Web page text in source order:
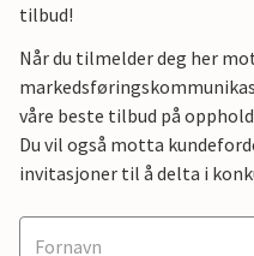
tilbud!
Når du tilmelder deg her
våre beste tilbud på
Du vil også motta
invitasjoner til å delta i